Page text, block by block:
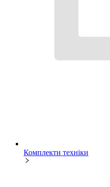
Комплекти техніки